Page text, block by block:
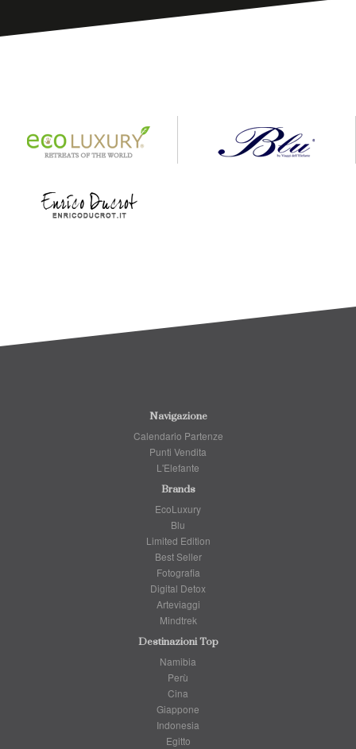
Navigazione
Calendario Partenze
Punti Vendita
L'Elefante
Brands
EcoLuxury
Blu
Limited Edition
Best Seller
Fotografia
Digital Detox
Arteviaggi
Mindtrek
Destinazioni Top
Namibia
Perù
Cina
Giappone
Indonesia
Egitto